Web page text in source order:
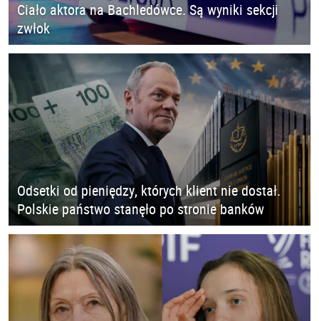
Ciało aktora na Bachledówce. Są wyniki sekcji
zwłok
Odsetki od pieniędzy, których klient nie dostał.
Polskie państwo stanęło po stronie banków